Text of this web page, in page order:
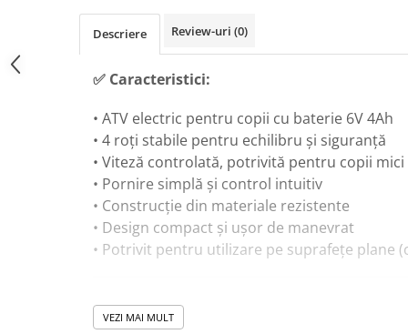
Joaca de Vara & Apa
Piscina & Joaca cu Apa
Colaci & Saltele Gonflabile
Jucarii pentru Plaja
Joaca in Aer Liber
Toate Jucariile pentru Copii
Jucarii Educative & Invatare
Jucarii Interactive & Sensoriale
Jucarii pentru Bebe (0–2 ani)
Jocuri de Constructie & Asamblare
Jucarii din Lemn Natural
Descriere Review-uri (0)
✅ Caracteristici:
• ATV electric pentru copii cu baterie 6V 4Ah
• 4 roți stabile pentru echilibru și siguranță
• Viteză controlată, potrivită pentru copii mici
• Pornire simplă și control intuitiv
• Construcție din materiale rezistente
• Design compact și ușor de manevrat
• Potrivit pentru utilizare pe suprafețe plane
🎓 Beneficii educaționale:
VEZI MAI MULT